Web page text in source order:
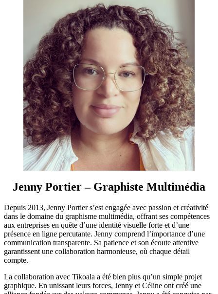
Jenny Portier – Graphiste Multimédia
Depuis 2013, Jenny Portier s’est engagée avec passion et créativité
dans le domaine du graphisme multimédia, offrant ses compétences
aux entreprises en quête d’une identité visuelle forte et d’une
présence en ligne percutante. Jenny comprend l’importance d’une
communication transparente. Sa patience et son écoute attentive
garantissent une collaboration harmonieuse, où chaque détail
compte.
La collaboration avec Tikoala a été bien plus qu’un simple projet
graphique. En unissant leurs forces, Jenny et Céline ont créé une